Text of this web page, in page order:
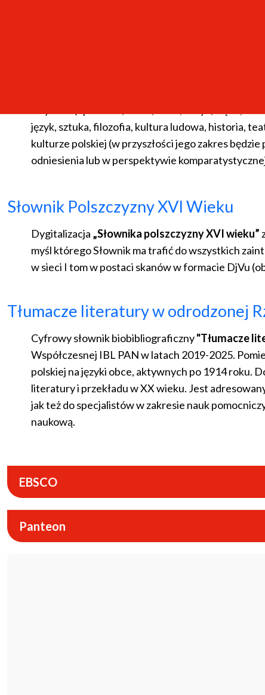
Sensualność w kulturze polskiej.
zmysłów (np. wzrok, słuch, smak, dotyk, węch,
język, sztuka, filozofia, kultura ludowa, historia,
kulturze polskiej (w przyszłości jego zakres
odniesienia lub w perspektywie
Słownik Polszczyzny XVI Wieku
Dygitalizacja „Słownika polszczyzny XVI wieku”
myśl którego Słownik ma trafić do wszystkich
w sieci I tom w postaci skanów w formacie DjVu
Tłumacze literatury w odrodzonej
Cyfrowy słownik biobibliograficzny"Tłumacze
Współczesnej IBL PAN w latach 2019-2025.
polskiej na języki obce, aktywnych po 1914 roku.
literatury i przekładu w XX wieku. Jest
jak też do specjalistów w zakresie nauk
naukową.
EBSCO
Panteon